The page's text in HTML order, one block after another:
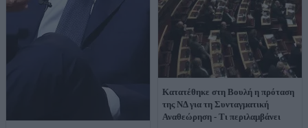
Κατατέθηκε στη Βουλή η πρόταση
της ΝΔ για τη Συνταγματική
Αναθεώρηση - Τι περιλαμβάνει